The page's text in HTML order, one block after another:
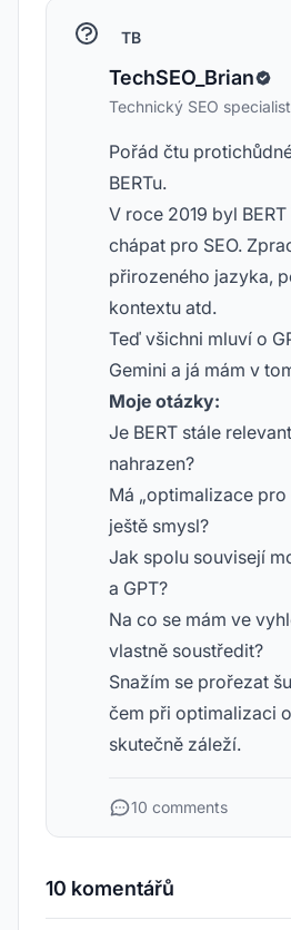
TB
TechSEO_Brian
Technický SEO
Pořád čtu
BERTu.
V roce 2019 byl
chápat pro SEO.
přirozeného jazyka,
kontextu atd.
Teď všichni mluví o
Gemini a já mám v
Moje otázky:
Je BERT stále
nahrazen?
Má „optimalizace pro
ještě smysl?
Jak spolu souvisejí
a GPT?
Na co se mám ve
vlastně soustředit?
Snažím se prořezat
čem při optimalizaci
skutečně záleží.
10 comments
10 komentářů